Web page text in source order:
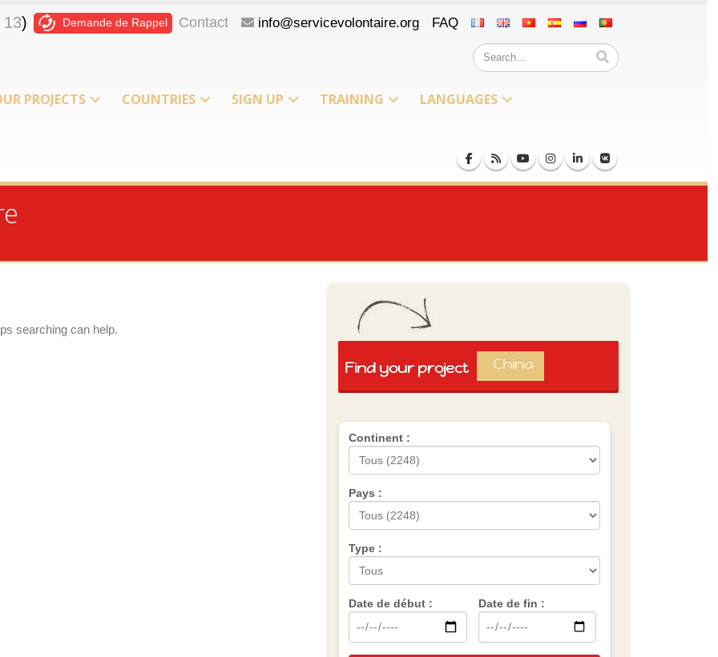
) Demande de Rappel Contact info@servicevolontaire.org FAQ
PROJECTS COUNTRIES SIGN UP TRAINING
LANGUAGES
searching can help.
Find your project
Peru
China
Spain
Brazil
Group
AES
Continent :
Pays :
Type :
Date de début : Date de fin :